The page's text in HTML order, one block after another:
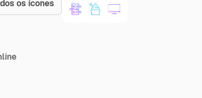
os ícones